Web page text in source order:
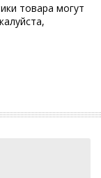
товара могут